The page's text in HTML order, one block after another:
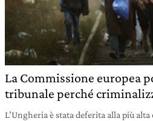
La Commissione europea
tribunale perché
L’Ungheria è stata deferita alla più